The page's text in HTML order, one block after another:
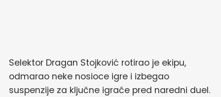
Selektor Dragan Stojković rotirao je ekipu,
odmarao neke nosioce igre i izbegao
suspenzije za ključne igrače pred naredni duel.